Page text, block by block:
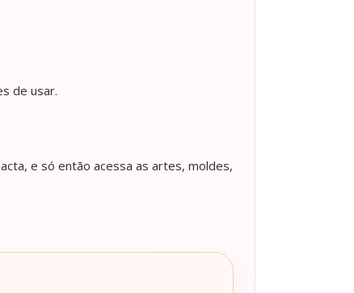
de usar.
e só então acessa as artes, moldes,